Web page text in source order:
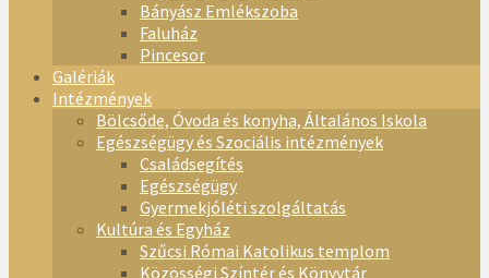
Bányász Emlékszoba
Faluház
Pincesor
Galériák
Intézmények
Bölcsőde, Óvoda és konyha, Általános Iskola
Egészségügy és Szociális intézmények
Családsegítés
Egészségügy
Gyermekjóléti szolgáltatás
Kultúra és Egyház
Szűcsi Római Katolikus templom
Közösségi Színtér és Könyvtár